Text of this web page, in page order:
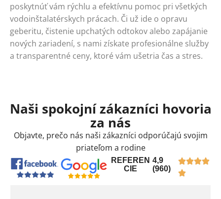
poskytnúť vám rýchlu a efektívnu pomoc pri všetkých
vodoinštalatérskych prácach. Či už ide o opravu
geberitu, čistenie upchatých odtokov alebo zapájanie
nových zariadení, s nami získate profesionálne služby
a transparentné ceny, ktoré vám ušetria čas a stres.
Naši spokojní zákazníci hovoria
za nás
Objavte, prečo nás naši zákazníci odporúčajú svojim
priateľom a rodine
REFEREN
CIE
4,9
(960)